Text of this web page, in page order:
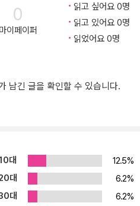
러싼 논쟁거리를 하나씩 짚어보고,
. 해당 주제에 대해 각각 찬성과 반
을 통해 원자력 발전에 대해 깊이
. 1장에서는 원전의 안전성과 지
정리하고 원전에 들어가는 비용을
니다. 3장에서는 원전이 친환경
꼼꼼하게 알아봅니다. 4장에서는
의 발전 시스템을 대신할 수 있는
대체 에너지는 없는지 살펴봅니
을 불러일으키지는 않는지 짚어 봅
0
마이페이퍼
읽고 싶어요 0명
읽고 있어요 0명
읽었어요 0명
남긴 글을 확인할 수 있습니다.
대
12.5%
대
6.2%
대
6.2%